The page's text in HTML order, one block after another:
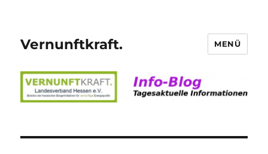
Vernunftkraft. MENÜ